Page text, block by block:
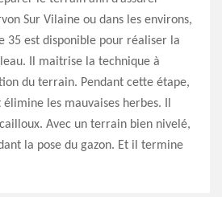
Sur Vilaine ou dans les environs,
35 est disponible pour réaliser la
Il maitrise la technique à
du terrain. Pendant cette étape,
les mauvaises herbes. Il
Avec un terrain bien nivelé,
la pose du gazon. Et il termine